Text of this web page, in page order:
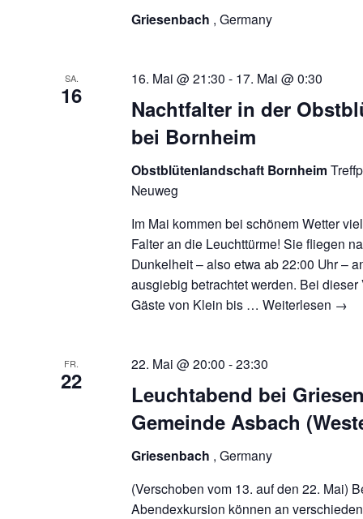
Griesenbach , Germany
SA.
16
Nachtfalter in der
bei Bornheim
16. Mai @ 21:30 - 17. Mai @ 0:30
Obstblütenlandschaft Bornheim
Neuweg
Im Mai kommen bei schönem Wetter
Falter an die Leuchttürme! Sie fliegen
Dunkelheit – also etwa ab 22:00 Uhr –
ausgiebig betrachtet werden. Bei
Gäste von Klein bis …Weiterlesen →
FR.
22
Leuchtabend bei
Gemeinde Asbach
22. Mai @ 20:00 -23:30
Griesenbach , Germany
(Verschoben vom 13. auf den 22. Mai)
Abendexkursion können an